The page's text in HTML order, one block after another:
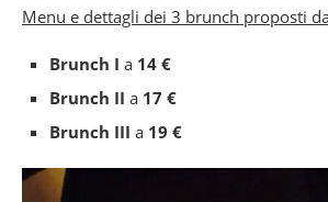
Menu e dettagli dei 3 brunch proposti
Brunch I a 14 €
Brunch II a 17 €
Brunch III a 19 €